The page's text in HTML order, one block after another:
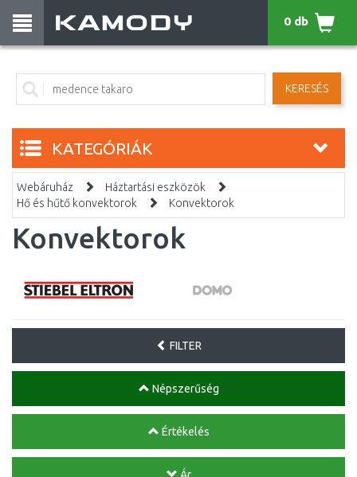
KERESÉS
0 db
KATEGÓRIÁK
Webáruház
Háztartási eszközök
Hő és hűtő konvektorok
Konvektorok
Konvektorok
FILTER
Népszerűség
Értékelés